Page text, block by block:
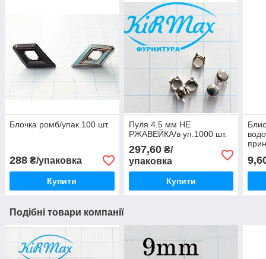
Блочка ромб/упак.100 шт.
288 ₴/упаковка
Купити
Пуля 4.5 мм НЕ
РЖАВЕЙКА/в уп.1000 шт.
297,60₴/
упаковка
Купити
Подібні товари компанії